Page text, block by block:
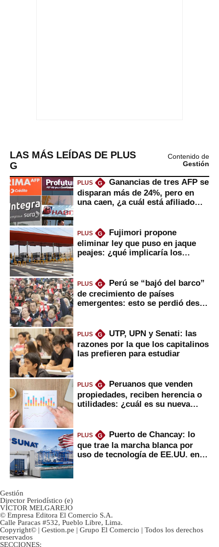
LAS MÁS LEÍDAS DE PLUS
G
Contenido de
Gestión
PLUS G
Ganancias de tres AFP se
disparan más de 24%, pero en
una caen, ¿a cuál está afiliado
PLUS G
Fujimori propone
eliminar ley que puso en jaque
peajes: ¿qué implicaría los
PLUS G
Perú se “bajó del barco”
de crecimiento de países
emergentes: esto se perdió desde
PLUS G
UTP, UPN y Senati: las
razones por la que los capitalinos
las prefieren para estudiar
PLUS G
Peruanos que venden
propiedades, reciben herencia o
utilidades: ¿cuál es su nueva
PLUS G
Puerto de Chancay: lo
que trae la marcha blanca por
uso de tecnología de EE.UU. en
Gestión
Director Periodístico (e)
VÍCTOR MELGAREJO
© Empresa Editora El Comercio S.A.
Calle Paracas #532, Pueblo Libre, Lima.
Copyright© | Gestion.pe | Grupo El Comercio | Todos los derechos
reservados
SECCIONES: